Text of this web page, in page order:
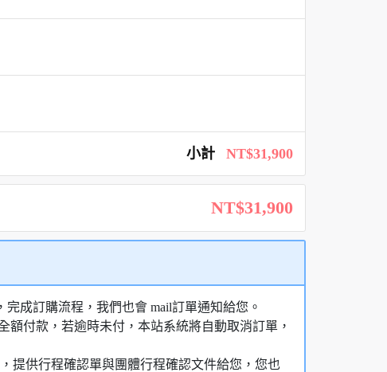
小計 NT$31,900
NT$31,900
成訂購流程，我們也會 mail訂單通知給您。
付款，若逾時未付，本站系統將自動取消訂單，
提供行程確認單與團體行程確認文件給您，您也